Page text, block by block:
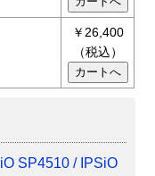
￥26,400
（税込）
SP4510 / IPSiO